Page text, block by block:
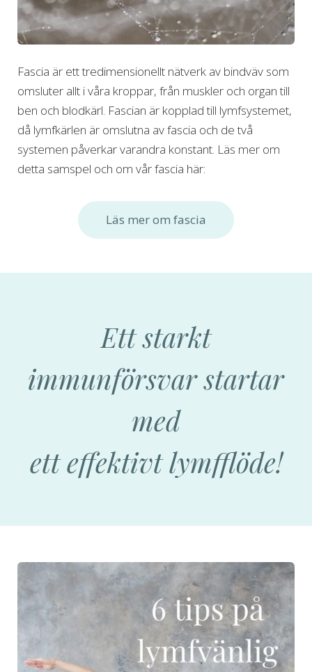
Fascia är ett tredimensionellt nätverk av bindväv som
omsluter allt i våra kroppar, från muskler och organ till
ben och blodkärl. Fascian är kopplad till lymfsystemet,
då lymfkärlen är omslutna av fascia och de två
systemen påverkar varandra konstant. Läs mer om
detta samspel och om vår fascia här:
Läs mer om fascia
Ett starkt
immunförsvar startar
med
ett effektivt lymfflöde!